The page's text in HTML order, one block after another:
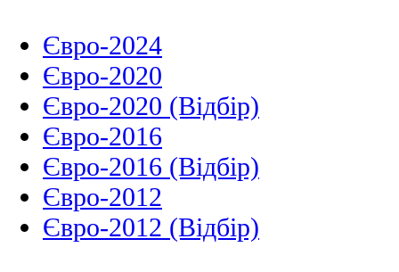
Євро-2024
Євро-2020
Євро-2020 (Відбір)
Євро-2016
Євро-2016 (Відбір)
Євро-2012
Євро-2012 (Відбір)